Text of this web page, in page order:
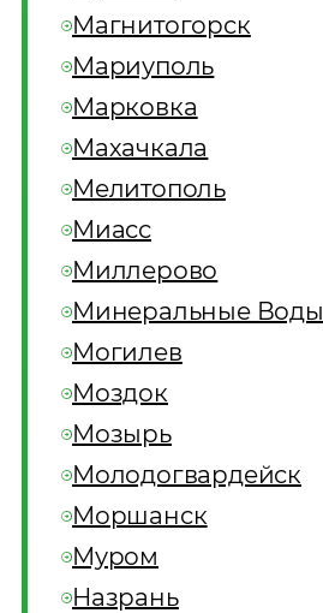
Магнитогорск
Мариуполь
Марковка
Махачкала
Мелитополь
Миасс
Миллерово
Минеральные Воды
Могилев
Моздок
Мозырь
Молодогвардейск
Моршанск
Муром
Назрань